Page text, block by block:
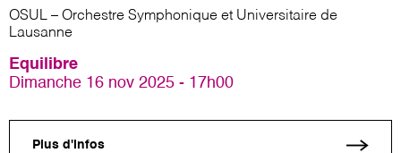
OSUL – Orchestre Symphonique et Universitaire de
Lausanne
Equilibre
Dimanche 16 nov 2025 - 17h00
Plus d'infos